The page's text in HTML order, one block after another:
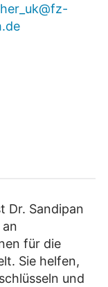
Dr. Sandipan
für die
Sie helfen,
und